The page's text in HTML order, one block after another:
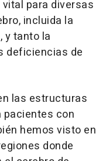
para diversas
incluida la
y tanto la
deficiencias de
las estructuras
pacientes con
hemos visto en
donde